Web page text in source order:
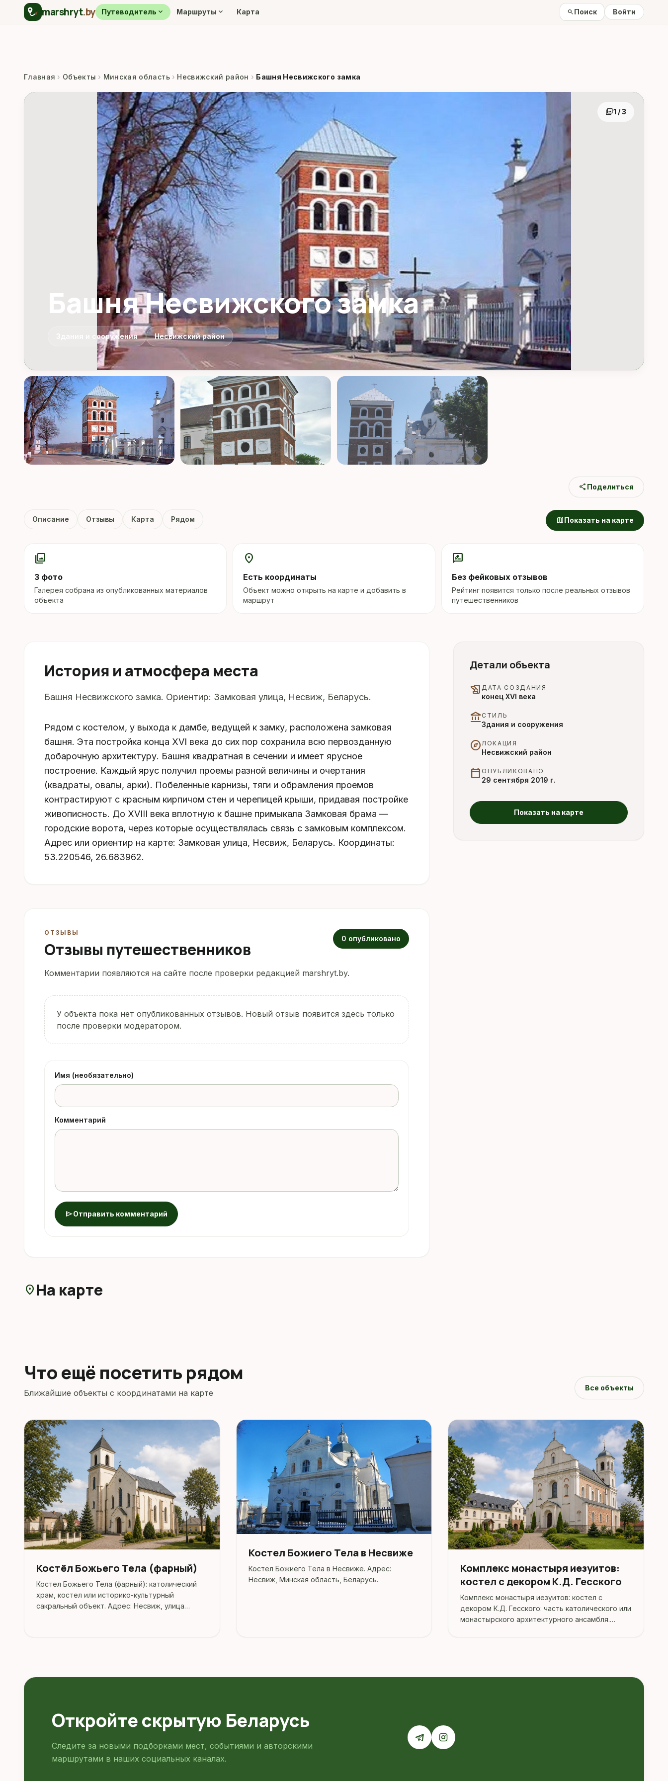
marshryt.by Путеводитель expand_more Маршруты expand_more Карта searchПоиск Войти
Главная › Объекты › Минская область › Несвижский район › Башня Несвижского замка
photo_library1 / 3
Башня Несвижского замка
Здания и сооружения Несвижский район
share Поделиться
Описание Отзывы Карта Рядом mapПоказать на карте
photo_library
3 фото
Галерея собрана из опубликованных материалов
объекта
location_on
Есть координаты
Объект можно открыть на карте и добавить в
маршрут
rate_review
Без фейковых отзывов
Рейтинг появится только после реальных отзывов
путешественников
История и атмосфера места
Башня Несвижского замка. Ориентир: Замковая улица, Несвиж, Беларусь.
Рядом с костелом, у выхода к дамбе, ведущей к замку, расположена замковая
башня. Эта постройка конца XVI века до сих пор сохранила всю первозданную
добарочную архитектуру. Башня квадратная в сечении и имеет ярусное
построение. Каждый ярус получил проемы разной величины и очертания
(квадраты, овалы, арки). Побеленные карнизы, тяги и обрамления проемов
контрастируют с красным кирпичом стен и черепицей крыши, придавая постройке
живописность. До XVIII века вплотную к башне примыкала Замковая брама —
городские ворота, через которые осуществлялась связь с замковым комплексом.
Адрес или ориентир на карте: Замковая улица, Несвиж, Беларусь. Координаты:
53.220546, 26.683962.
ОТЗЫВЫ
Отзывы путешественников
0 опубликовано
Комментарии появляются на сайте после проверки редакцией marshryt.by.
У объекта пока нет опубликованных отзывов. Новый отзыв появится здесь только
после проверки модератором.
Имя (необязательно)
Комментарий
sendОтправить комментарий
location_on На карте
Детали объекта
history_edu ДАТА СОЗДАНИЯ
конец XVI века
account_balance СТИЛЬ
Здания и сооружения
explore ЛОКАЦИЯ
Несвижский район
calendar_today ОПУБЛИКОВАНО
29 сентября 2019 г.
Показать на карте
Что ещё посетить рядом
Ближайшие объекты с координатами на карте
Все объекты
Костёл Божьего Тела (фарный)
Костел Божьего Тела (фарный): католический
храм, костел или историко-культурный
сакральный объект. Адрес: Несвиж, улица
Костел Божиего Тела в Несвиже
Костел Божиего Тела в Несвиже. Адрес:
Несвиж, Минская область, Беларусь.
Комплекс монастыря иезуитов:
костел с декором К.Д. Гесского
Комплекс монастыря иезуитов: костел с
декором К.Д. Гесского: часть католического или
монастырского архитектурного ансамбля.
Откройте скрытую Беларусь
Следите за новыми подборками мест, событиями и авторскими
маршрутами в наших социальных каналах.